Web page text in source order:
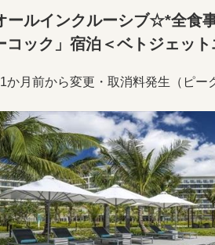
ールインクルーシブ☆*全食
コック」宿泊＜ベトジェッ
か月前から変更・取消料発生（ピー